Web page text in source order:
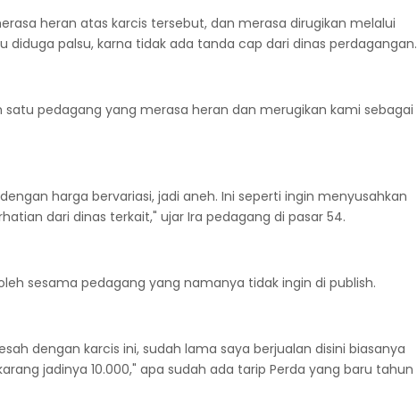
heran atas karcis tersebut, dan merasa dirugikan melalui
diduga palsu, karna tidak ada tanda cap dari dinas perdagangan.
satu pedagang yang merasa heran dan merugikan kami sebagai
harga bervariasi, jadi aneh. Ini seperti ingin menyusahkan
dari dinas terkait," ujar Ira pedagang di pasar 54.
sesama pedagang yang namanya tidak ingin di publish.
dengan karcis ini, sudah lama saya berjualan disini biasanya
jadinya 10.000," apa sudah ada tarip Perda yang baru tahun